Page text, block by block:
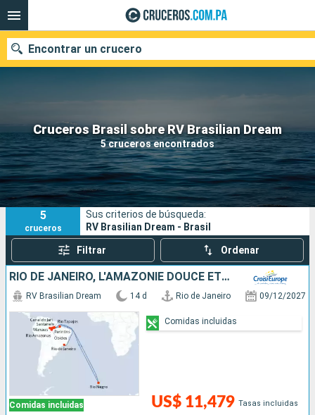
Cruceros Brasil sobre RV Brasilian Dream
5 cruceros encontrados
Encontrar un crucero
Nuestros destinos
Fecha de salida
Puertos Compañías
Buscar
5
cruceros
Sus criterios de búsqueda:
RV Brasilian Dream - Brasil
Filtrar Ordenar
RIO DE JANEIRO, L'AMAZONIE DOUCE ET LE RIO TAPAJOS - CROISIÈRE ENVOUTANTE ET INTIMISTE VERS LES PLUS BELLES PLAGES DE L'AMAZONE
Comidas incluidas
RV Brasilian Dream 14 d Rio de Janeiro 09/12/2027
US$ 11,479 Tasas incluidas
Comidas incluidas